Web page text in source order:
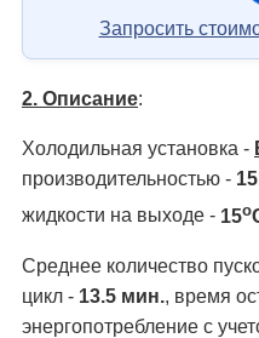
Запросить
2. Описание:
Холодильная установка -
производительностью -
жидкости на выходе - 15о
Среднее количество
цикл - 13.5 мин., время
энергопотребление с